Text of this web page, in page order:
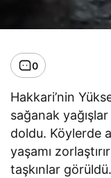
0
Hakkari’nin
sağanak
doldu. Köylerde
yaşamı
taşkınlar görüldü.